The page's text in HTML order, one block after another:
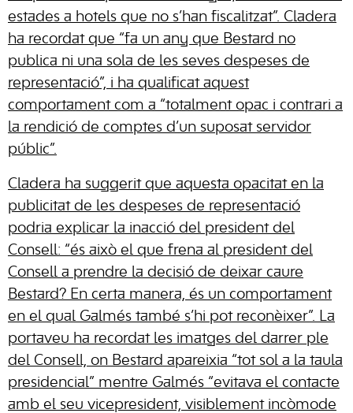
estades a hotels que no s’han fiscalitzat”. Cladera
ha recordat que “fa un any que Bestard no
publica ni una sola de les seves despeses de
representació”, i ha qualificat aquest
comportament com a “totalment opac i contrari a
la rendició de comptes d’un suposat servidor
públic”.
Cladera ha suggerit que aquesta opacitat en la
publicitat de les despeses de representació
podria explicar la inacció del president del
Consell: “és això el que frena al president del
Consell a prendre la decisió de deixar caure
Bestard? En certa manera, és un comportament
en el qual Galmés també s’hi pot reconèixer”. La
portaveu ha recordat les imatges del darrer ple
del Consell, on Bestard apareixia “tot sol a la taula
presidencial” mentre Galmés “evitava el contacte
amb el seu vicepresident, visiblement incòmode